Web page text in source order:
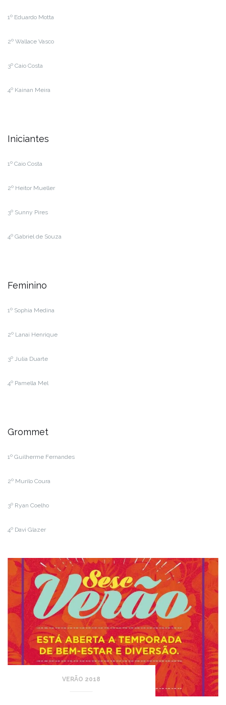
1º Eduardo Motta
2º Wallace Vasco
3º Caio Costa
4º Kainan Meira
Iniciantes
1º Caio Costa
2º Heitor Mueller
3º Sunny Pires
4º Gabriel de Souza
Feminino
1º Sophia Medina
2º Lanai Henrique
3º Julia Duarte
4º Pamella Mel
Grommet
1º Guilherme Fernandes
2º Murilo Coura
3º Ryan Coelho
4º Davi Glazer
VERÃO 2018